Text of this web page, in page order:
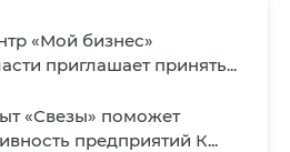
«Мой бизнес»
приглашает принять...
«Свезы» поможет
предприятий К...